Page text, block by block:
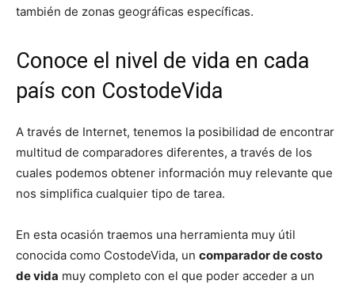
también de zonas geográficas específicas.
Conoce el nivel de vida en cada
país con CostodeVida
A través de Internet, tenemos la posibilidad de encontrar
multitud de comparadores diferentes, a través de los
cuales podemos obtener información muy relevante que
nos simplifica cualquier tipo de tarea.
En esta ocasión traemos una herramienta muy útil
conocida como CostodeVida, un comparador de costo
de vida muy completo con el que poder acceder a un